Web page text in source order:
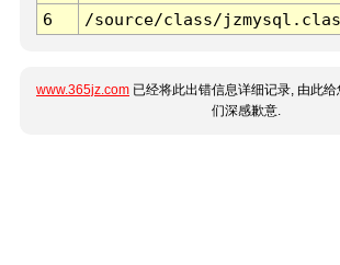
6
/source/class/
www.365jz.com 已经将此出错信息详细记录, 由此
们深感歉意.